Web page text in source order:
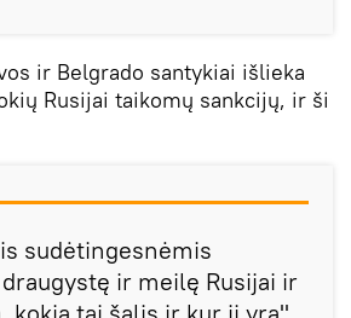
ir Belgrado santykiai išlieka
Rusijai taikomų sankcijų, ir ši
sudėtingesnėmis
ir meilę Rusijai ir